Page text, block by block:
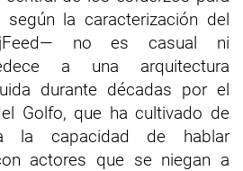
según la caracterización del
no es casual ni
a una arquitectura
durante décadas por el
Golfo, que ha cultivado de
la capacidad de hablar
actores que se niegan a